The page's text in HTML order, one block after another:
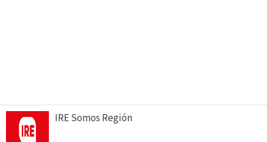
IRE Somos Región